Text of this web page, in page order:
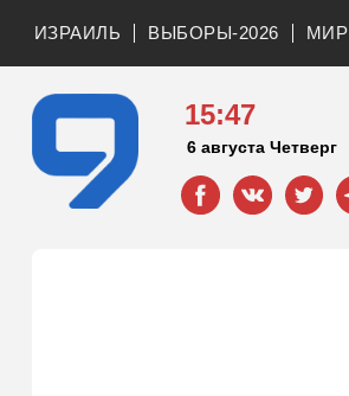
ИЗРАИЛЬ ВЫБОРЫ-2026 МИР
15:47
6 августа Четверг